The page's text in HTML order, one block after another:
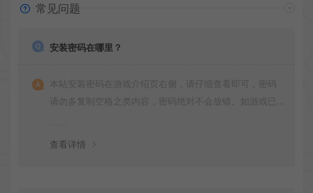
常见问题
安装密码在哪里？
本站安装密码在游戏介绍页右侧，请仔细查看即可，密码
请勿多复制空格之类内容，密码绝对不会放错。如游戏已
查看详情